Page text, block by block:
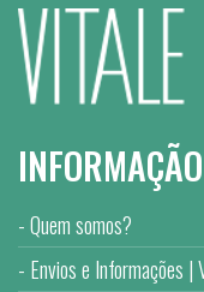
INFORMAÇÃO
Quem somos?
Envios e Informações |